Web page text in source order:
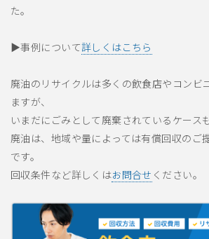
た。
▶事例について詳しくはこちら
廃油のリサイクルは多くの飲食店やコンビ
ますが、
いまだにごみとして廃棄されているケース
廃油は、地域や量によっては有償回収のご
です。
回収条件など詳しくはお問合せ ください。